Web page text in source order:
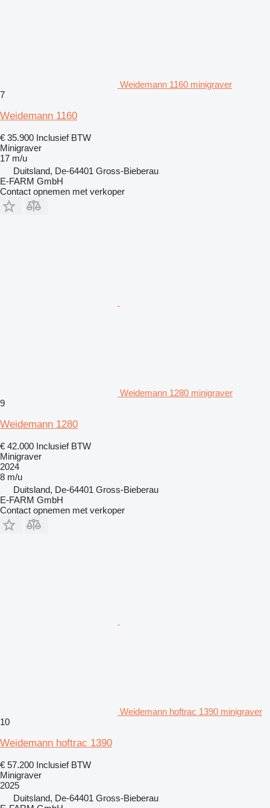
Weidemann 1160 minigraver
7
Weidemann 1160
€ 35.900 Inclusief BTW
Minigraver
17 m/u
Duitsland, De-64401 Gross-Bieberau
E-FARM GmbH
Contact opnemen met verkoper
Weidemann 1280 minigraver
9
Weidemann 1280
€ 42.000 Inclusief BTW
Minigraver
2024
8 m/u
Duitsland, De-64401 Gross-Bieberau
E-FARM GmbH
Contact opnemen met verkoper
Weidemann hoftrac 1390 minigraver
10
Weidemann hoftrac 1390
€ 57.200 Inclusief BTW
Minigraver
2025
Duitsland, De-64401 Gross-Bieberau